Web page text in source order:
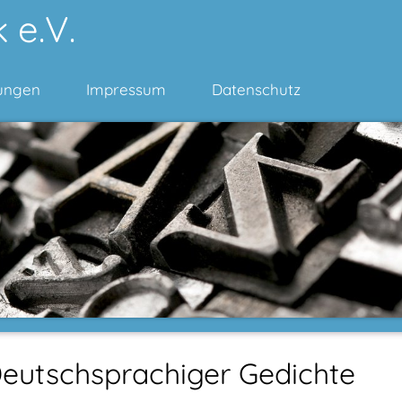
Impressum Datenschutz
Gedichte